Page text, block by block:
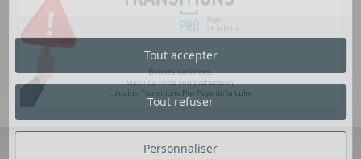
AKTO
Personnaliser
Tout refuser
Tout accepter